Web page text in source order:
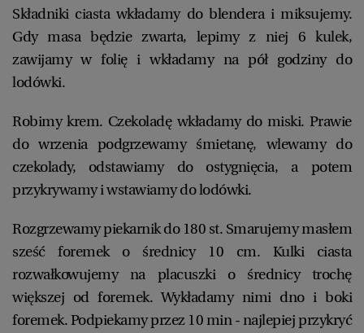
Składniki ciasta wkładamy do blendera i miksujemy.
Gdy masa będzie zwarta, lepimy z niej 6 kulek,
zawijamy w folię i wkładamy na pół godziny do
lodówki.
Robimy krem. Czekoladę wkładamy do miski. Prawie
do wrzenia podgrzewamy śmietanę, wlewamy do
czekolady, odstawiamy do ostygnięcia, a potem
przykrywamy i wstawiamy do lodówki.
Rozgrzewamy piekarnik do 180 st. Smarujemy masłem
sześć foremek o średnicy 10 cm. Kulki ciasta
rozwałkowujemy na placuszki o średnicy trochę
większej od foremek. Wykładamy nimi dno i boki
foremek. Podpiekamy przez 10 min - najlepiej przykryć